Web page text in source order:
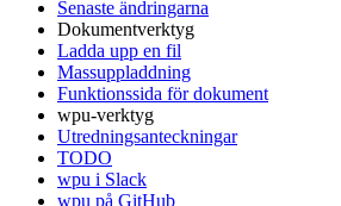
Senaste ändringarna
Dokumentverktyg
Ladda upp en fil
Massuppladdning
Funktionssida för dokument
wpu-verktyg
Utredningsanteckningar
TODO
wpu i Slack
wpu på GitHub